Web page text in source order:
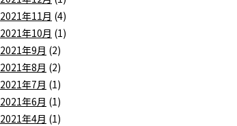
2021年11月 (4)
2021年10月 (1)
2021年9月 (2)
2021年8月 (2)
2021年7月 (1)
2021年6月 (1)
2021年4月 (1)